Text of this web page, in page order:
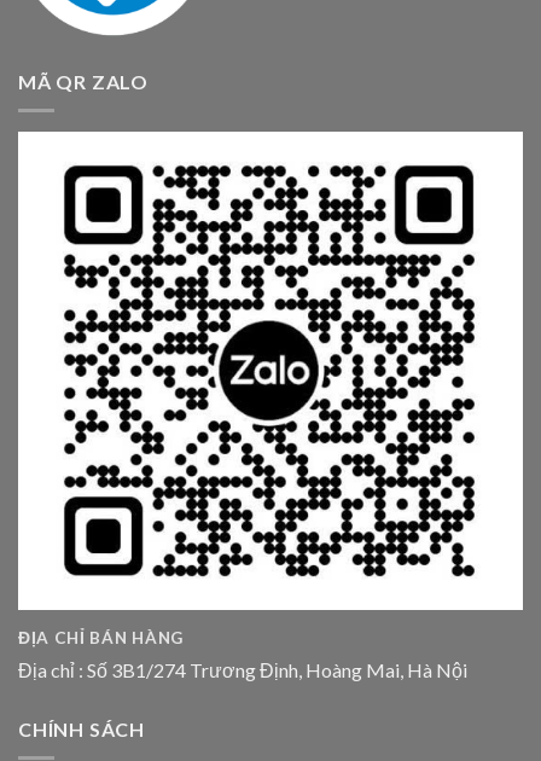
MÃ QR ZALO
ĐỊA CHỈ BÁN HÀNG
Địa chỉ : Số 3B1/274 Trương Định, Hoàng Mai, Hà Nội
CHÍNH SÁCH